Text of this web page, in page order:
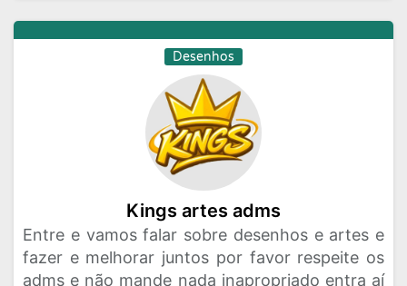
Desenhos
Kings artes adms
Entre e vamos falar sobre desenhos e artes e
fazer e melhorar juntos por favor respeite os
adms e não mande nada inapropriado entra aí